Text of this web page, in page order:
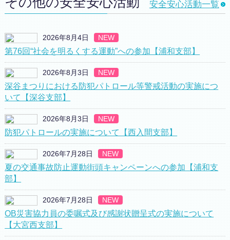
安全安心活動一覧
2026年8月4日 NEW
第76回“社会を明るくする運動”への参加【浦和支部】
2026年8月3日 NEW
深谷まつりにおける防犯パトロール等警戒活動の実施につ
いて【深谷支部】
2026年8月3日 NEW
防犯パトロールの実施について【西入間支部】
2026年7月28日 NEW
夏の交通事故防止運動街頭キャンペーンへの参加【浦和支
部】
2026年7月28日 NEW
OB災害協力員の委嘱式及び感謝状贈呈式の実施について
【大宮西支部】